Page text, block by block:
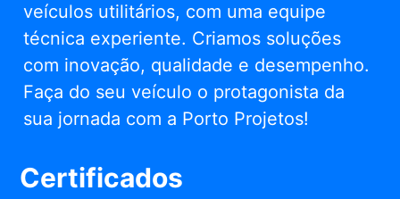
veículos utilitários, com uma equipe
técnica experiente. Criamos soluções
com inovação, qualidade e desempenho.
Faça do seu veículo o protagonista da
sua jornada com a Porto Projetos!
Certificados